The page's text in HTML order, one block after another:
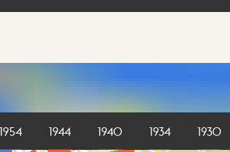
1954 1944 1940 1934 1930